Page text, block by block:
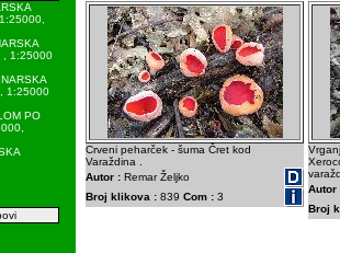
, 1:25000
1:25000
PO
Crveni peharček - šuma Čret kod
Varaždina .
Autor : Remar Željko
Broj klikova : 839 Com : 3
Autor
Broj